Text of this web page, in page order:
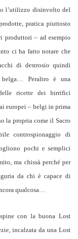
l’utilizzo disinvolto del
pratica piuttosto
produttori – ad esempio
ci ha fatto notare che
di destrosio quindi
belga… Peraltro è una
ricette dei birrifici
europei – belgi in prima
la propria come il Sacro
controspionaggio di
pochi e semplici
ma chissà perché per
da chi è capace di
qualcosa…
con la buona Lost
incalzata da una Lost